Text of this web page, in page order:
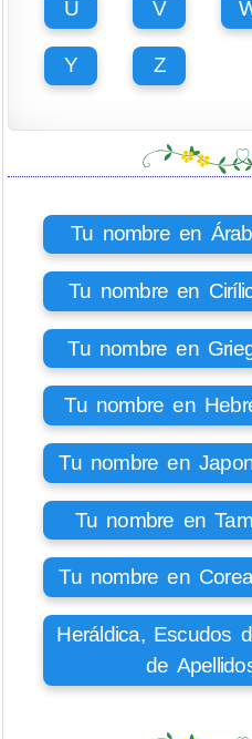
U V
Y Z
Tu nombre en
Tu nombre en
Tu nombre en
Tu nombre en
Tu nombre en
Tu nombre en
Tu nombre en
Heráldica, Escudos
de